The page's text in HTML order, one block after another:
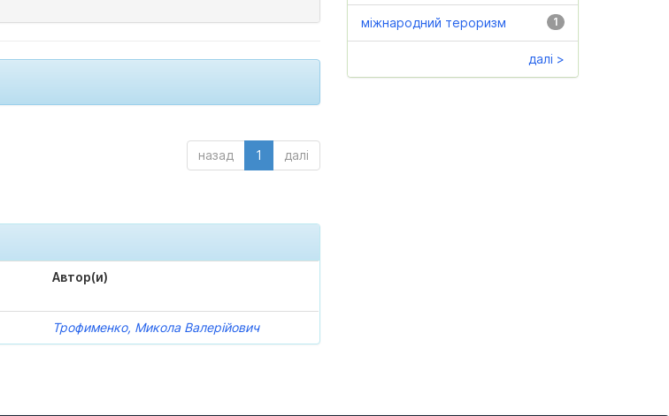
назад 1 далі
Автор(и)
Трофименко, Микола Валерійович
1
міжнародний тероризм
далі >